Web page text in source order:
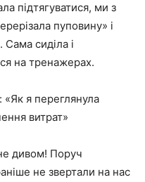
підтягуватися, ми з
пуповину» і
Сама сиділа і
на тренажерах.
я переглянула
витрат»
дивом! Поруч
не звертали на нас